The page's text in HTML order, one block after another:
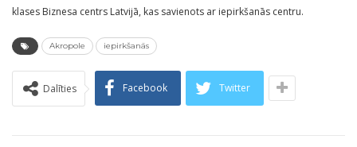
klases Biznesa centrs Latvijā, kas savienots ar iepirkšanās centru.
Akropole iepirkšanās
Dalīties Facebook Twitter